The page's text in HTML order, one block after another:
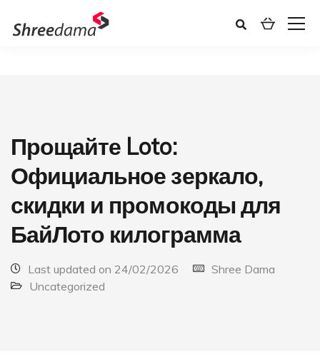
Прощайте Loto:
Официальное зеркало,
скидки и промокоды для
БайЛото килограмма
Last updated on 24/02/2026
Shree Dama
Uncategorized